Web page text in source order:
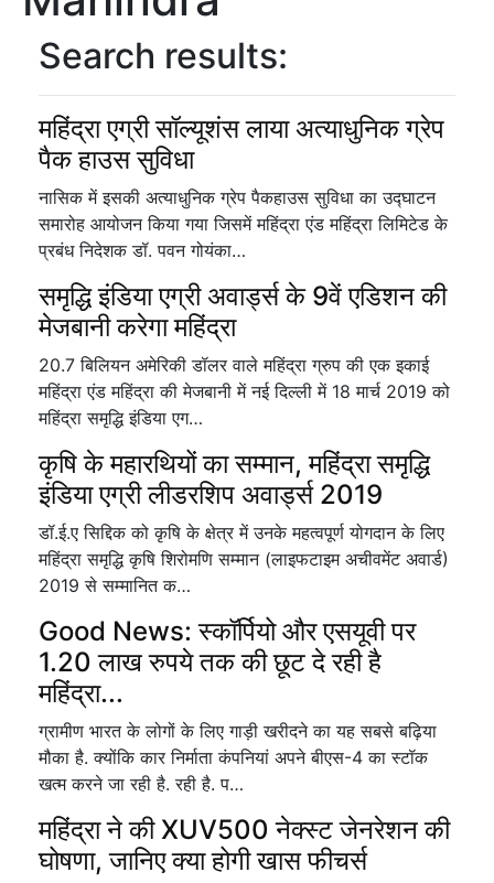
Search results:
महिंद्रा एग्री सॉल्यूशंस लाया अत्याधुनिक ग्रेप
पैक हाउस सुविधा
नासिक में इसकी अत्याधुनिक ग्रेप पैकहाउस सुविधा का उद्घाटन
समारोह आयोजन किया गया जिसमें महिंद्रा एंड महिंद्रा लिमिटेड के
प्रबंध निदेशक डॉ. पवन गोयंका…
समृद्धि इंडिया एग्री अवार्ड्स के 9वें एडिशन की
मेजबानी करेगा महिंद्रा
20.7 बिलियन अमेरिकी डॉलर वाले महिंद्रा ग्रुप की एक इकाई
महिंद्रा एंड महिंद्रा की मेजबानी में नई दिल्ली में 18 मार्च 2019 को
महिंद्रा समृद्धि इंडिया एग…
कृषि के महारथियों का सम्मान, महिंद्रा समृद्धि
इंडिया एग्री लीडरशिप अवार्ड्स 2019
डॉ.ई.ए सिद्दिक को कृषि के क्षेत्र में उनके महत्वपूर्ण योगदान के लिए
महिंद्रा समृद्धि कृषि शिरोमणि सम्मान (लाइफटाइम अचीवमेंट अवार्ड)
2019 से सम्मानित क…
Good News: स्कॉर्पियो और एसयूवी पर
1.20 लाख रुपये तक की छूट दे रही है
महिंद्रा...
ग्रामीण भारत के लोगों के लिए गाड़ी खरीदने का यह सबसे बढ़िया
मौका है. क्योंकि कार निर्माता कंपनियां अपने बीएस-4 का स्टॉक
खत्म करने जा रही है. रही है. प…
महिंद्रा ने की XUV500 नेक्स्ट जेनरेशन की
घोषणा, जानिए क्या होगी खास फीचर्स